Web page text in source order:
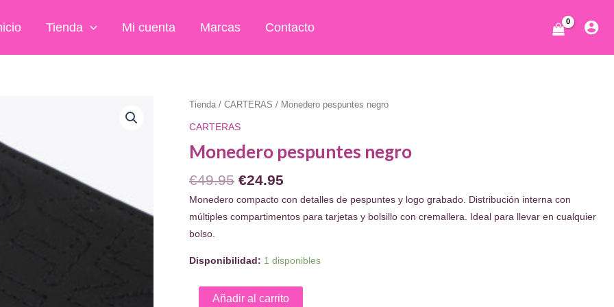
Tienda Mi cuenta Marcas Contacto
Tienda / CARTERAS / Monedero pespuntes negro
CARTERAS
Monedero pespuntes negro
€49.95 El
precio
original
€24.95
precio
actual
Monedero compacto con detalles de pespuntes y logo grabado. Distribución interna con
múltiples compartimentos para tarjetas y bolsillo con cremallera. Ideal para llevar en cualquier
bolso.
Disponibilidad: 1 disponibles
MonederoAñadir al carrito